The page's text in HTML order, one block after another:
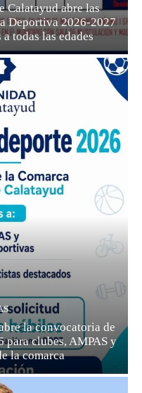
Calatayud abre las
Deportiva 2026-2027
todas las edades
la convocatoria de
para clubes, AMPAS y
la comarca